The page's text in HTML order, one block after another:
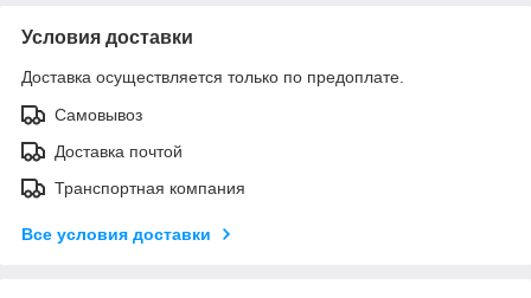
Условия доставки
Доставка осуществляется только по предоплате.
Самовывоз
Доставка почтой
Транспортная компания
Все условия доставки